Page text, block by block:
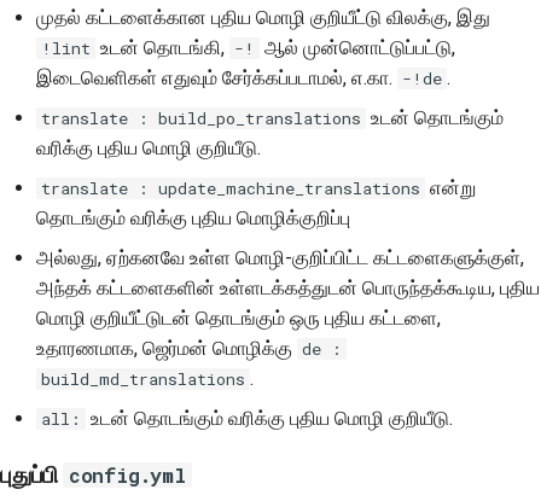
முதல் கட்டளைக்கான புதிய மொழி குறியீட்டு விலக்கு, இது
!lint உடன் தொடங்கி, -!
ஆல் முன்னொட்டுப்பட்டு,
இடைவெளிகள் எதுவும் சேர்க்கப்படாமல், எ.கா. -!de .
translate : build_po_translations உடன் தொடங்கும்
வரிக்கு புதிய மொழி குறியீடு.
translate : update_machine_translations என்று
தொடங்கும் வரிக்கு புதிய மொழிக்குறிப்பு
அல்லது, ஏற்கனவே உள்ள மொழி-குறிப்பிட்ட கட்டளைகளுக்குள்,
அந்தக் கட்டளைகளின் உள்ளடக்கத்துடன் பொருந்தக்கூடிய, புதிய
மொழி குறியீட்டுடன் தொடங்கும் ஒரு புதிய கட்டளை,
உதாரணமாக, ஜெர்மன் மொழிக்கு de :
build_md_translations .
all: உடன் தொடங்கும் வரிக்கு புதிய மொழி குறியீடு.
புதுப்பி config.yml